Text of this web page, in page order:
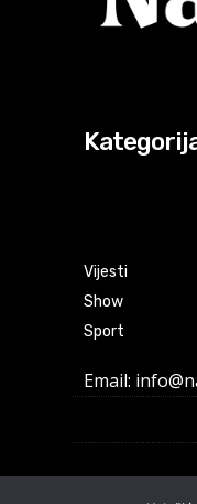
Vijesti
Show
Sport
Email: